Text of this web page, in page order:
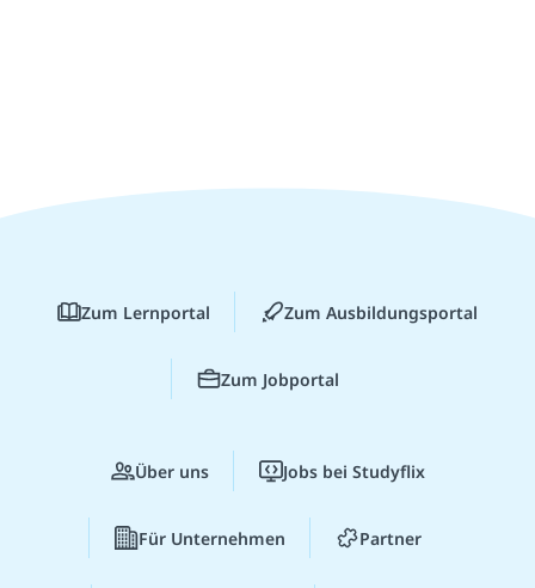
Zum Lernportal Zum Ausbildungsportal
Zum Jobportal
Über uns Jobs bei Studyflix
Für Unternehmen Partner